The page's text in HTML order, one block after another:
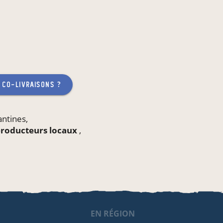
co-livraisons ?
,
locaux ,
EN RÉGION